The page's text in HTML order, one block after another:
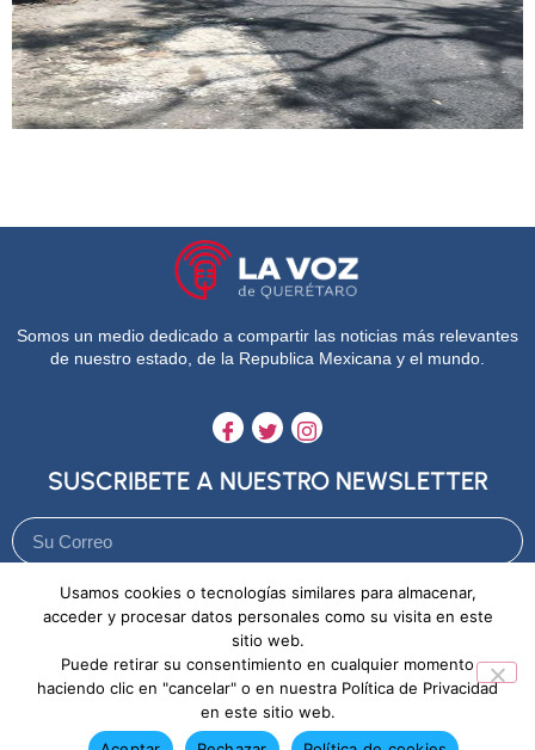
Somos un medio dedicado a compartir las noticias más relevantes
de nuestro estado, de la Republica Mexicana y el mundo.
SUSCRIBETE A NUESTRO NEWSLETTER
Enviar
Aviso de Privacidad Política de Cookies
Usamos cookies o tecnologías similares para almacenar,
acceder y procesar datos personales como su visita en este
sitio web.
Puede retirar su consentimiento en cualquier momento
haciendo clic en "cancelar" o en nuestra Política de Privacidad
en este sitio web.